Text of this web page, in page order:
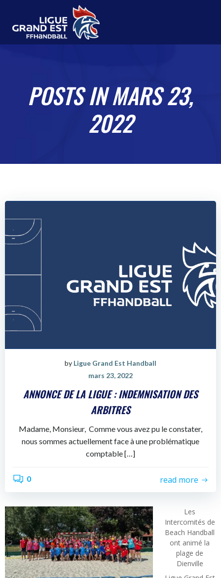
POSTS IN MARS 23,
2022
by Ligue Grand Est Handball
mars 23, 2022
ANNONCE DE LA LIGUE : INDEMNISATION DES
ARBITRES
Madame, Monsieur, Comme vous avez pu le constater,
nous sommes actuellement face à une problématique
comptable […]
0 read more
Les
Intercomités de
Beach Handball
ont animé la
plage de
Dienville